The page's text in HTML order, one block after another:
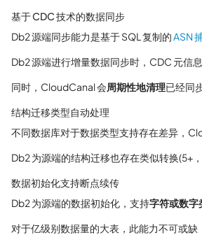
基于 CDC 技术的数据同步
Db2 源端同步能力是基于 SQL 复制的ASN
Db2 源端进行增量数据同步时，CDC 元信
同时，CloudCanal 会周期性地清理已经同
结构迁移类型自动处理
不同数据库对于数据类型支持存在差异，
Db2 为源端的结构迁移也存在类似转换(5+
数据初始化支持断点续传
Db2 为源端的数据初始化，支持字符或数字
对于亿级别数据量的大表，此能力不可或缺